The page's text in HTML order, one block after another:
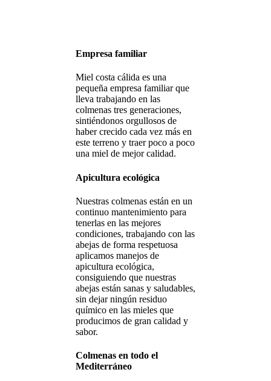
Empresa familiar
Miel costa cálida es una
pequeña empresa familiar que
lleva trabajando en las
colmenas tres generaciones,
sintiéndonos orgullosos de
haber crecido cada vez más en
este terreno y traer poco a poco
una miel de mejor calidad.
Apicultura ecológica
Nuestras colmenas están en un
continuo mantenimiento para
tenerlas en las mejores
condiciones, trabajando con las
abejas de forma respetuosa
aplicamos manejos de
apicultura ecológica,
consiguiendo que nuestras
abejas están sanas y saludables,
sin dejar ningún residuo
químico en las mieles que
producimos de gran calidad y
sabor.
Colmenas en todo el
Mediterráneo